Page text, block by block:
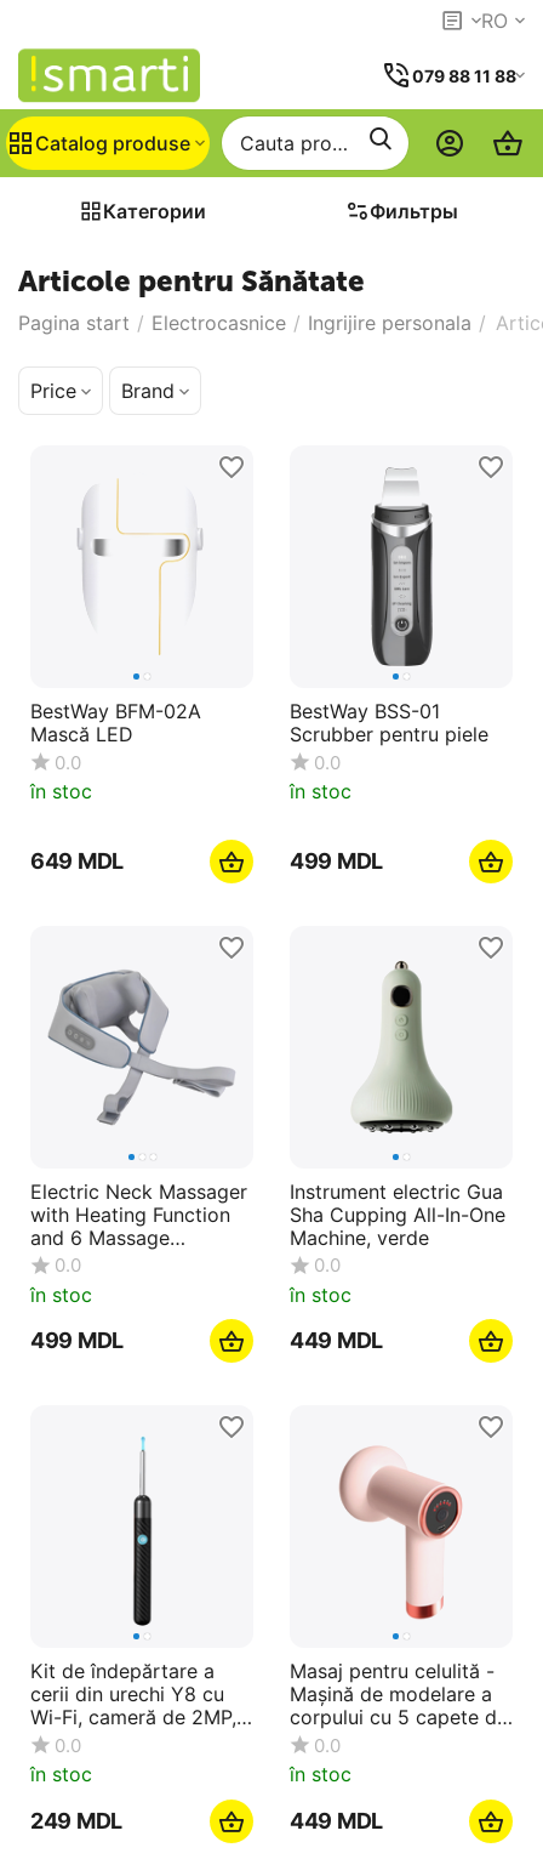
RO
079 88 11 88
Catalog produse
Категории Фильтры
Articole pentru Sănătate
Pagina start / Electrocasnice / Ingrijire personala /
Price Brand
BestWay BFM-02A
Mască LED
0.0
în stoc
‍649‍ MDL
BestWay BSS-01
Scrubber pentru piele
0.0
în stoc
‍499‍ MDL
Electric Neck Massager
with Heating Function
and 6 Massage
Attachments for Adults,
Blue Gray
0.0
în stoc
‍499‍ MDL
Instrument electric Gua
Sha Cupping All-In-One
Machine, verde
0.0
în stoc
‍449‍ MDL
Kit de îndepărtare a
cerii din urechi Y8 cu
Wi-Fi, cameră de 2MP,
1080P, IP67, negru
0.0
în stoc
‍249‍ MDL
Masaj pentru celulită -
Mașină de modelare a
corpului cu 5 capete de
masaj, masor portabil
pentru burtă YX-720
0.0
în stoc
‍449‍ MDL